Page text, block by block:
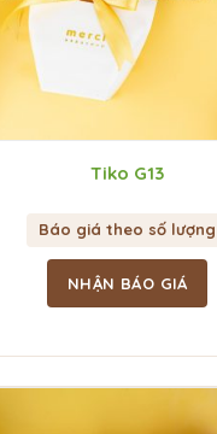
Tiko G13
Báo giá theo số lượng
NHẬN BÁO GIÁ